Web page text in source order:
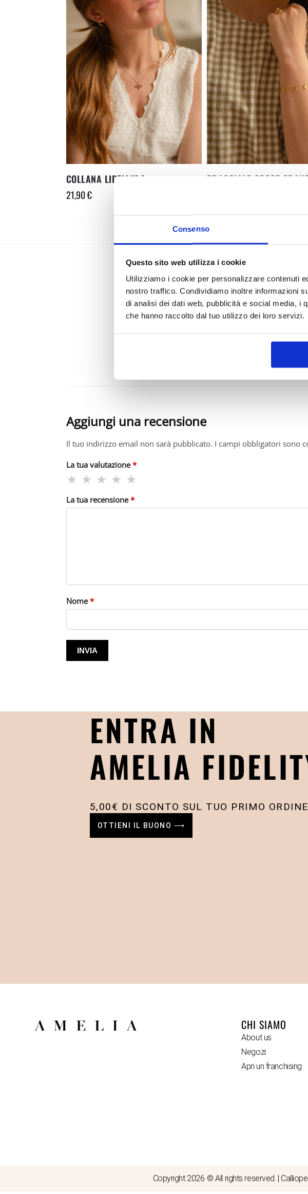
Consenso
Questo sito web utilizza i cookie
Utilizziamo i cookie per personalizzare contenuti
nostro traffico. Condividiamo inoltre informazioni
di analisi dei dati web, pubblicità e social media, i
che hanno raccolto dal tuo utilizzo dei loro servizi.
COLLANA LIBELLULA
21,90€
BRACCIALE GOCCE
francesca C.(acquirente verificato)
Pantaloncino perfetto nella vestibilità, comodo e
Aggiungi una recensione
Il tuo indirizzo email non sarà pubblicato. I campi obbligatori sono
La tua valutazione*
La tua recensione*
Nome*
ENTRA IN
AMELIA
5,00€ DI SCONTO SUL TUO PRIMO ORDINE
OTTIENI IL BUONO ⟶
CHI SIAMO
About us
Negozi
Apri un franchising
Copyright 2026 © All rights reserved. |